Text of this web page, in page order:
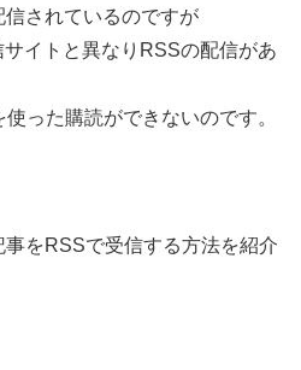
されているのですが
イトと異なりRSSの配信があ
った購読ができないのです。
事をRSSで受信する方法を紹介